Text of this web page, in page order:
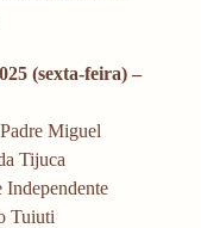
(sexta-feira) –
Miguel
Tijuca
Tuiuti